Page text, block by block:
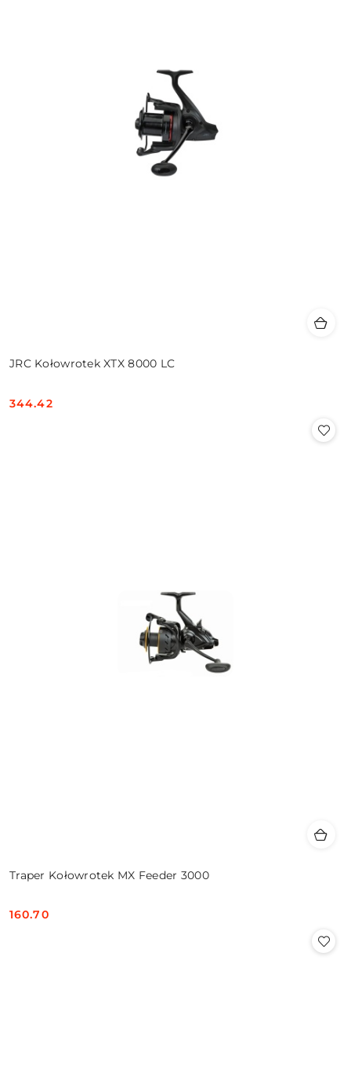
JRC Kołowrotek XTX 8000 LC
Cena:
344.42
Traper Kołowrotek MX Feeder 3000
Cena:
160.70